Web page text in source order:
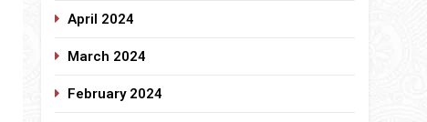
April 2024
March 2024
February 2024